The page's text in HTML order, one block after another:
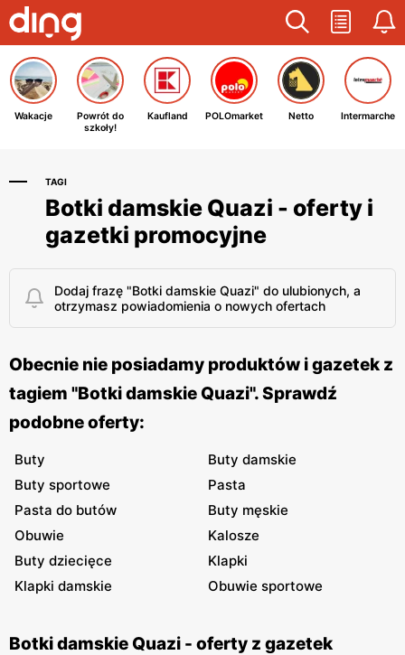
Wakacje
Powrót do
szkoły!
Kaufland POLOmarket Netto Intermarche
TAGI
Botki damskie Quazi - oferty i
gazetki promocyjne
Dodaj frazę "Botki damskie Quazi" do ulubionych, a
otrzymasz powiadomienia o nowych ofertach
Obecnie nie posiadamy produktów i gazetek z
tagiem "Botki damskie Quazi". Sprawdź
podobne oferty:
Buty
Buty damskie
Buty sportowe
Pasta
Pasta do butów
Buty męskie
Obuwie
Kalosze
Buty dziecięce
Klapki
Klapki damskie
Obuwie sportowe
Botki damskie Quazi - oferty z gazetek